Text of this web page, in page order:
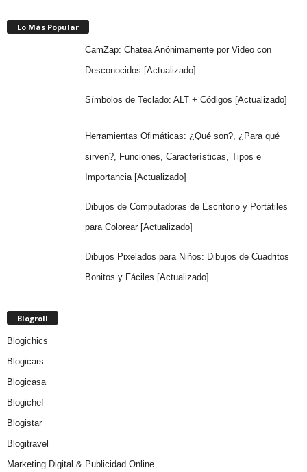
Lo Más Popular
CamZap: Chatea Anónimamente por Video con
Desconocidos [Actualizado]
Símbolos de Teclado: ALT + Códigos [Actualizado]
Herramientas Ofimáticas: ¿Qué son?, ¿Para qué
sirven?, Funciones, Características, Tipos e
Importancia [Actualizado]
Dibujos de Computadoras de Escritorio y Portátiles
para Colorear [Actualizado]
Dibujos Pixelados para Niños: Dibujos de Cuadritos
Bonitos y Fáciles [Actualizado]
Blogroll
Blogichics
Blogicars
Blogicasa
Blogichef
Blogistar
Blogitravel
Marketing Digital & Publicidad Online